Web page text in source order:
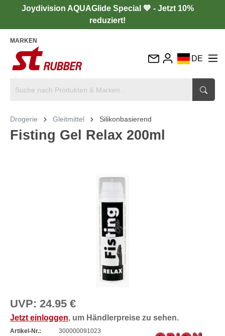
Joydivision AQUAGlide Special 💙 - Jetzt 10%
reduziert!
MARKEN
DE
IT
Drogerie Gleitmittel Silikonbasierend
Fisting Gel Relax 200ml
UVP: 24.95 €
Jetzt einloggen, um Händlerpreise zu sehen.
Artikel-Nr.:
300000091023